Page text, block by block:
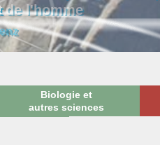
de l'homme
Biologie et
autres sciences